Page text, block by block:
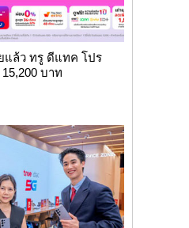
แล้ว ทรู ดีแทค โปร
บาท